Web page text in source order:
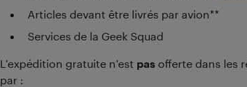
Articles devant être livrés par avion**
Services de la Geek Squad
L’expédition gratuite n’est pasofferte dans les
par :